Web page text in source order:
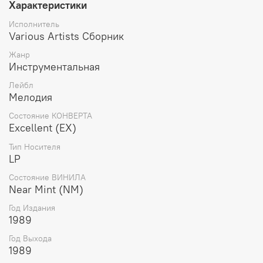
Характеристики
Исполнитель
Various Artists Сборник
Жанр
Инструментальная
Лейбл
Мелодия
Состояние КОНВЕРТА
Excellent (EX)
Тип Носителя
LP
Состояние ВИНИЛА
Near Mint (NM)
Год Издания
1989
Год Выхода
1989